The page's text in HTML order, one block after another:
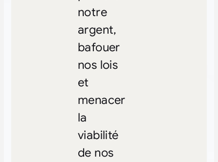
notre
argent,
bafouer
nos lois
et
menacer
la
viabilité
de nos